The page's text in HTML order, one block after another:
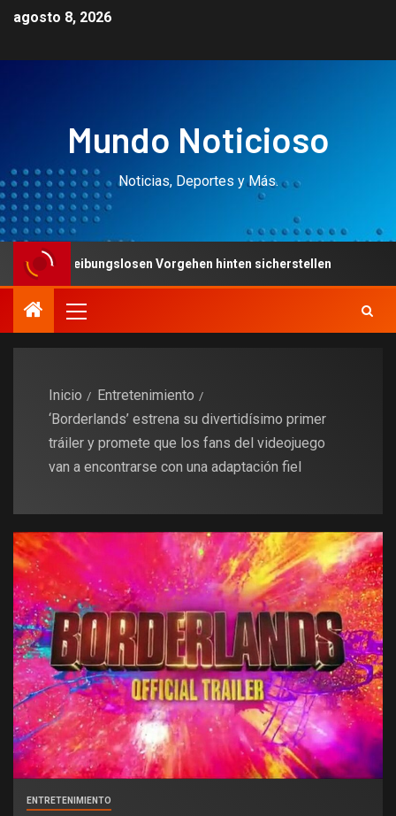
agosto 8, 2026
Mundo Noticioso
Noticias, Deportes y Más.
Vorgehen hinten sicherstellen Nachfolgende
Inicio
Entretenimiento
‘Borderlands’ estrena su divertidísimo primer
tráiler y promete que los fans del videojuego
van a encontrarse con una adaptación fiel
ENTRETENIMIENTO